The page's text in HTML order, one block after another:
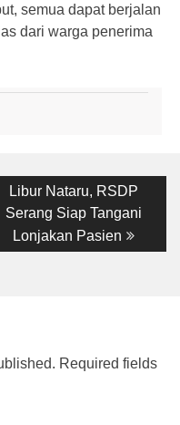
semua dapat berjalan
dari warga penerima
Next
post:
Libur Nataru, RSDP
Serang Siap Tangani
Lonjakan Pasien
Required fields